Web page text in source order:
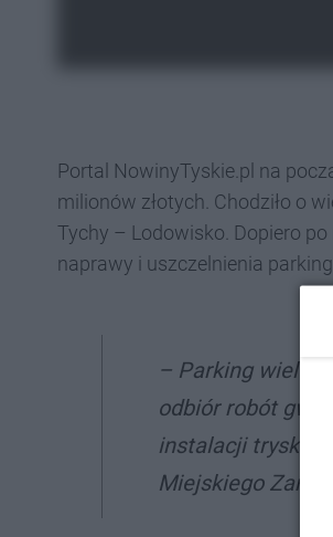
Portal NowinyTyskie.pl na
milionów złotych. Chodziło o
Tychy – Lodowisko. Dopiero
naprawy i uszczelnienia
– Parking
odbiór robót
instalacji
Miejskiego